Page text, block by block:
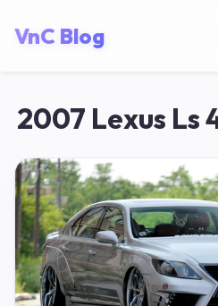
VnC Blog
2007 Lexus Ls